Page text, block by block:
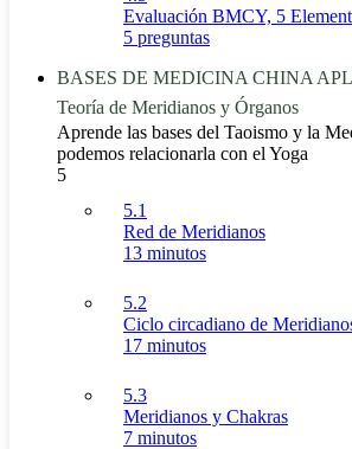
Evaluación BMCY, 5
5 preguntas
BASES DE MEDICINA CHINA
Teoría de Meridianos y Órganos
Aprende las bases del Taoismo y la
podemos relacionarla con el Yoga
5
5.1
Red de Meridianos
13 minutos
5.2
Ciclo circadiano de
17 minutos
5.3
Meridianos y Chakras
7 minutos